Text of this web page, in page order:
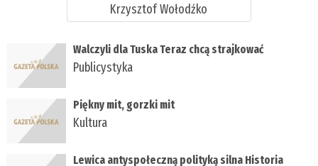
Krzysztof Wołodźko
Walczyli dla Tuska Teraz chcą strajkować
Publicystyka
Piękny mit, gorzki mit
Kultura
Lewica antyspołeczną polityką silna Historia